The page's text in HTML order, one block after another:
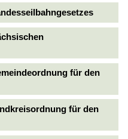
für den
für den